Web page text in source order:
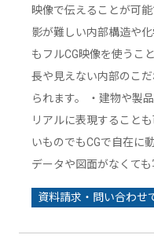
映像で伝えることが可
影が難しい内部構造や
もフルCG映像を使うこ
長や見えない内部のこ
られます。 ・建物や製
リアルに表現すること
いものでもCGで自在に
データや図面がなくても
資料請求・問い合わせ